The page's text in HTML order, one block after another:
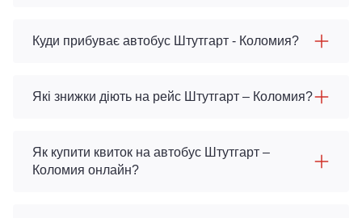
Куди прибуває автобус Штутгарт - Коломия?
Які знижки діють на рейс Штутгарт – Коломия?
Як купити квиток на автобус Штутгарт –
Коломия онлайн?